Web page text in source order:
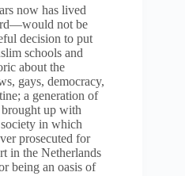
now has lived
not be
decision to put
schools and
about the
gays, democracy,
a generation of
up with
in which
prosecuted for
in the Netherlands
being an oasis of